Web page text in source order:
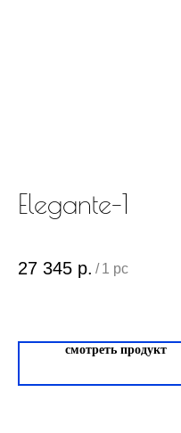
Elegante-1
27 345 р. / 1 pc
смотреть продукт
г. Краснодар,
8 (964) 907-64-47
Любая информация, представленная на данном
сайте, носит исключительно информационный